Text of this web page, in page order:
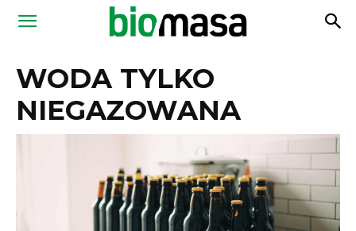
Magazyn
WODA TYLKO
NIEGAZOWANA